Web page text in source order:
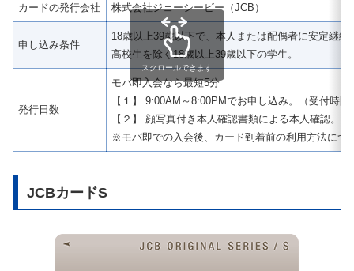
カードの発行会社 株式会社ジェーシービー（JCB）
申し込み条件
18歳以上39歳以下で、本人または配偶者に安定継続
高校生を除く18歳以上39歳以下の学生。
発行日数
モバ即入会なら最短5分
【１】 9:00AM～8:00PMでお申し込み。（受付時
【２】 顔写真付き本人確認書類による本人確認。
※モバ即での入会後、カード到着前の利用方法につ
スクロールできます
JCBカードS